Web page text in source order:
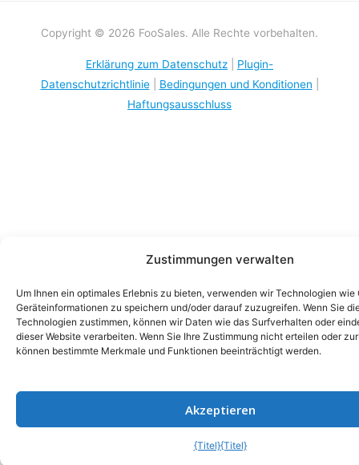
Zustimmungen verwalten
Um Ihnen ein optimales Erlebnis zu bieten, verwenden wir Technologien wie
Geräteinformationen zu speichern und/oder darauf zuzugreifen. Wenn Sie
Technologien zustimmen, können wir Daten wie das Surfverhalten oder
dieser Website verarbeiten. Wenn Sie Ihre Zustimmung nicht erteilen oder
können bestimmte Merkmale und Funktionen beeinträchtigt werden.
Akzeptieren
{Titel}{Titel}
Copyright © 2026 FooSales. Alle Rechte vorbehalten.
Erklärung zum Datenschutz
Plugin-
Datenschutzrichtlinie| Bedingungen und Konditionen
Haftungsausschluss